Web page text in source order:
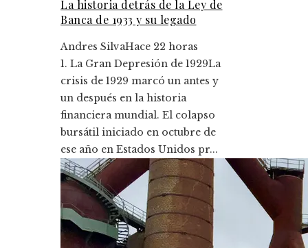
La historia detrás de la Ley de
Banca de 1933 y su legado
Andres SilvaHace 22 horas
1. La Gran Depresión de 1929La
crisis de 1929 marcó un antes y
un después en la historia
financiera mundial. El colapso
bursátil iniciado en octubre de
ese año en Estados Unidos pr...